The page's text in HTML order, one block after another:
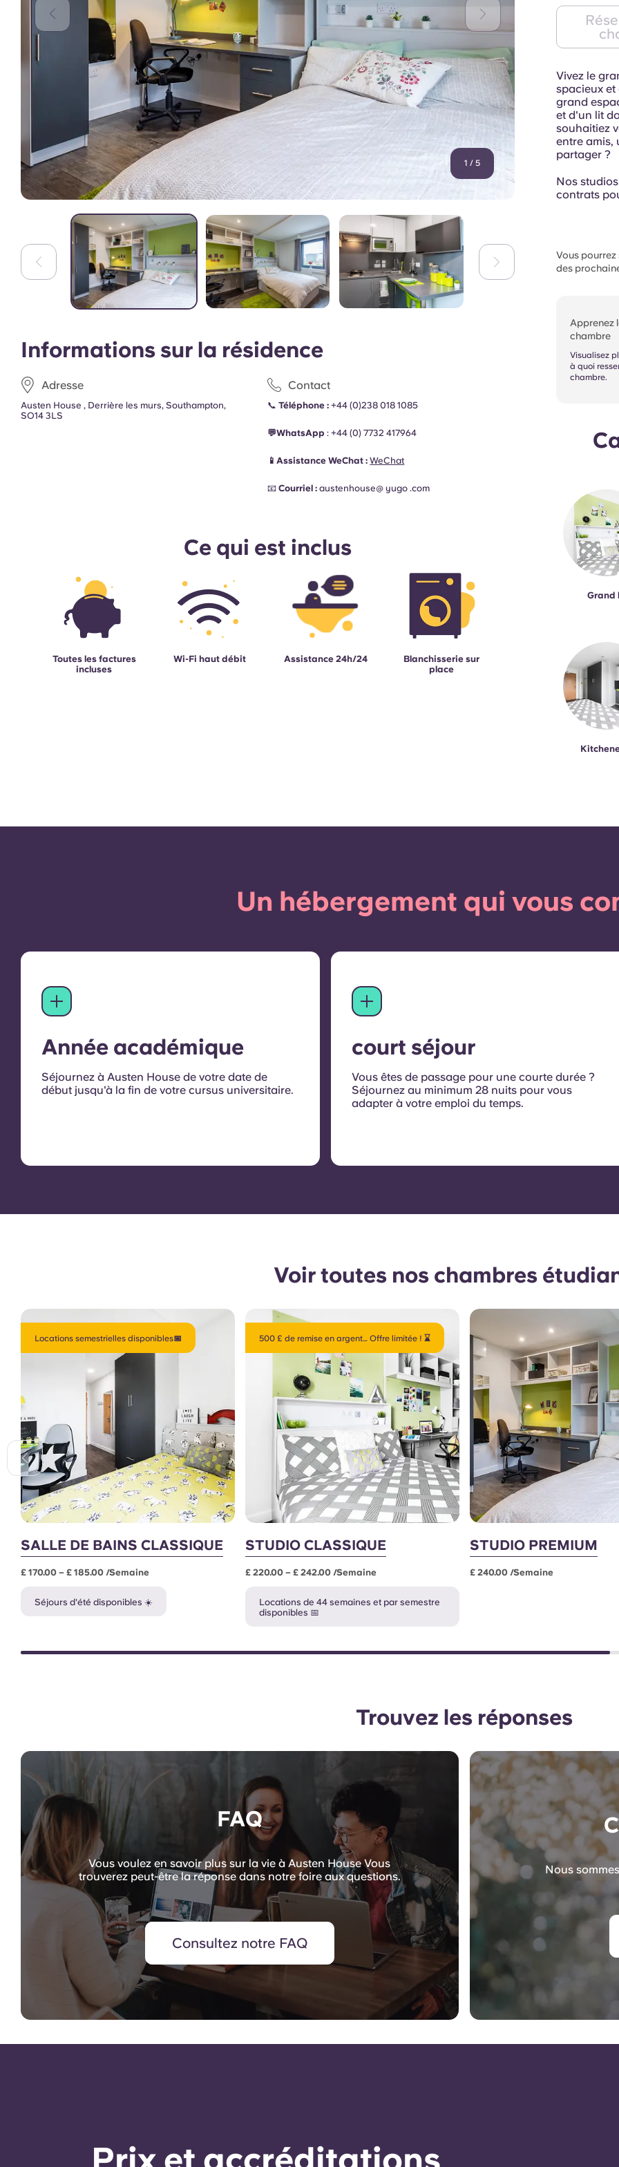
inoubliables pour les étudiants.
1 / 5
Informations sur la résidence
Adresse
Austen House , Derrière les murs, Southampton,
SO14 3LS
Contact
📞Téléphone : +44 (0)238 018 1085
💬WhatsApp :+44 (0)7732 417964
📱Assistance WeChat : WeChat
📧Courriel : austenhouse@ yugo .com
Ce qui est inclus
Toutes les factures
incluses
Wi-Fi haut débit Assistance 24h/24
Blanchisserie sur
place
Vivez le
spacieux
grand
et d'un lit
souhaitiez
entre amis,
partager ?
Nos
contrats
Vous
des
Apprenez
chambre
Visualisez
à quoi
chambre.
Grand
Un hébergement qui vous
Année académique
Séjournez à Austen House de votre date de
début jusqu'à la fin de votre cursus universitaire.
court séjour
Vous êtes de passage pour une courte durée ?
Séjournez au minimum 28 nuits pour vous
adapter à votre emploi du temps.
Voir toutes nos chambres
Locations semestrielles disponibles📅
SALLE DE BAINS CLASSIQUE
£ 170.00 – £ 185.00 /semaine
Séjours d'été disponibles ☀️
500 £ de remise en argent… Offre limitée ! ⌛
STUDIO CLASSIQUE
£ 220.00 – £ 242.00 /semaine
Locations de 44 semaines et par semestre
disponibles 📅
STUDIO PREMIUM
£ 240.00 /semaine
Trouvez les réponses
FAQ
Vous voulez en savoir plus sur la vie à Austen House Vous
trouverez peut-être la réponse dans notre foire aux questions.
Consultez notre FAQ
Nous